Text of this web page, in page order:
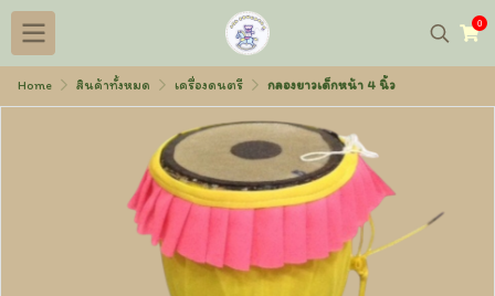
0
Home สินค้าทั้งหมด เครื่องดนตรี กลองยาวเด็กหน้า 4 นิ้ว